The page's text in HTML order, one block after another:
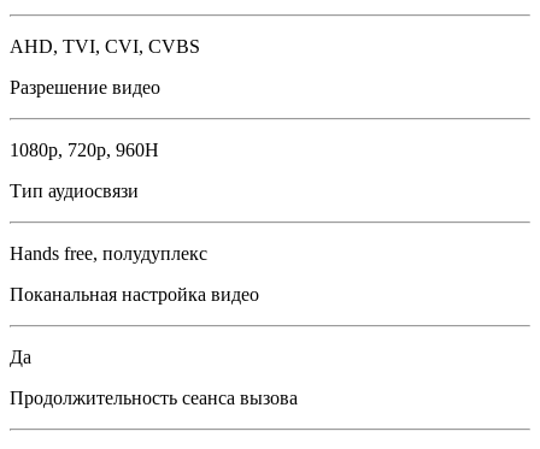
AHD, TVI, CVI, CVBS
Разрешение видео
1080p, 720р, 960H
Тип аудиосвязи
Hands free, полудуплекс
Поканальная настройка видео
Да
Продолжительность сеанса вызова